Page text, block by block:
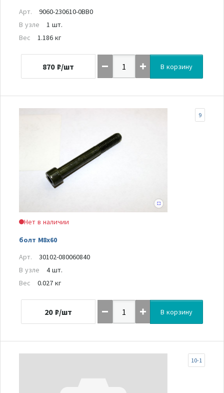
Арт.
9060-230610-0BB0
В узле
1 шт.
Вес
1.186 кг
870 ₽/шт В корзину
Нет в наличии
болт М8х60
9
Арт.
30102-080060840
В узле
4 шт.
Вес
0.027 кг
20 ₽/шт В корзину
10-1